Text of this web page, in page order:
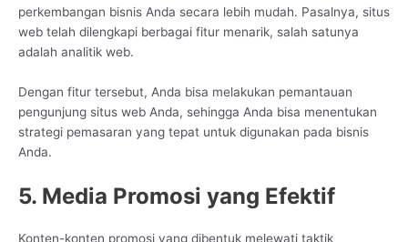
perkembangan bisnis Anda secara lebih mudah. Pasalnya, situs
web telah dilengkapi berbagai fitur menarik, salah satunya
adalah analitik web.
Dengan fitur tersebut, Anda bisa melakukan pemantauan
pengunjung situs web Anda, sehingga Anda bisa menentukan
strategi pemasaran yang tepat untuk digunakan pada bisnis
Anda.
5. Media Promosi yang Efektif
Konten-konten promosi yang dibentuk melewati taktik